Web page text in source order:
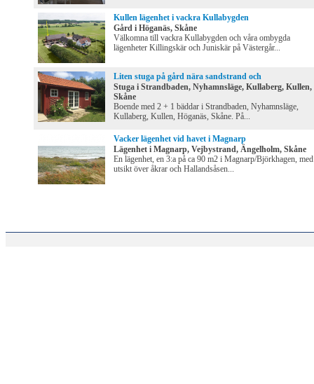
Kullen lägenhet i vackra Kullabygden
Gård i Höganäs, Skåne
Välkomna till vackra Kullabygden och våra ombygda
lägenheter Killingskär och Juniskär på Västergår...
Liten stuga på gård nära sandstrand och
Stuga i Strandbaden, Nyhamnsläge, Kullaberg, Kullen,
Skåne
Boende med 2 + 1 bäddar i Strandbaden, Nyhamnsläge,
Kullaberg, Kullen, Höganäs, Skåne. På...
Vacker lägenhet vid havet i Magnarp
Lägenhet i Magnarp, Vejbystrand, Ängelholm, Skåne
En lägenhet, en 3:a på ca 90 m2 i Magnarp/Björkhagen,
utsikt över åkrar och Hallandsåsen...